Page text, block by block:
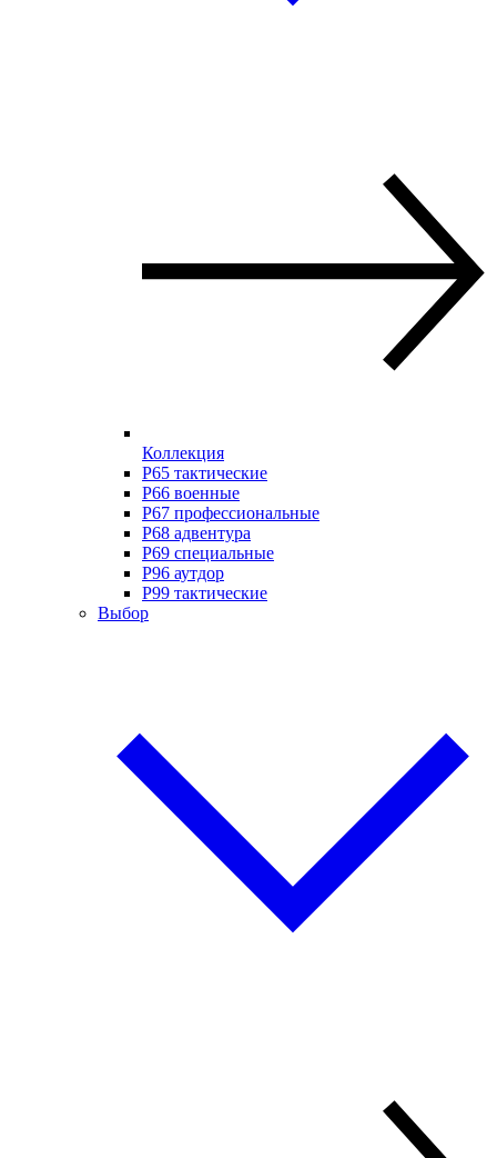
Коллекция
P65 тактические
P66 военные
P67 профессиональные
P68 адвентура
P69 специальные
P96 аутдор
P99 тактические
Выбор